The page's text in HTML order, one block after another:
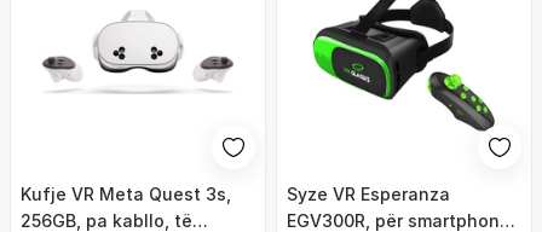
Kufje VR Meta Quest 3s,
256GB, pa kabllo, të
Syze VR Esperanza
EGV300R, për smartphone